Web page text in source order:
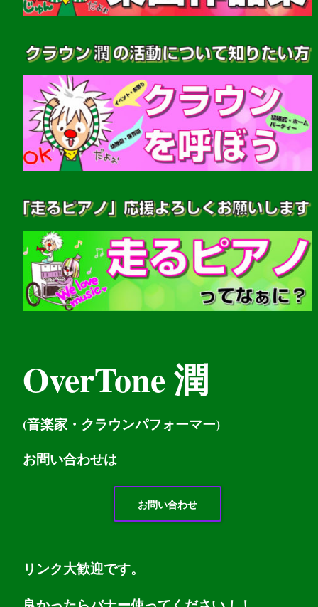
OverTone 潤
(音楽家・クラウンパフォーマー)
お問い合わせは
お問い合わせ
リンク大歓迎です。